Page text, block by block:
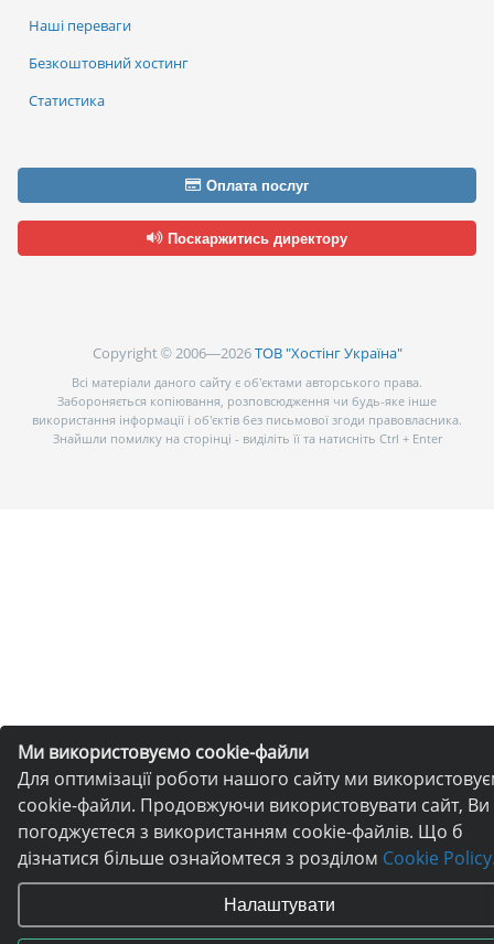
Ми використовуємо cookie-файли
Для оптимізації роботи нашого сайту ми
cookie-файли. Продовжуючи використовувати сайт, Ви
погоджуєтеся з використанням cookie-файлів. Що б
дізнатися більше ознайомтеся з розділом Cookie
Налаштувати
Наші переваги
Безкоштовний хостинг
Статистика
Оплата послуг
Поскаржитись директору
Copyright © 2006—2026ТОВ "Хостінг Україна"
Всі матеріали даного сайту є об’єктами авторського права.
Забороняється копіювання, розповсюдження чи будь-яке інше
використання інформації і об’єктів без письмової згоди правовласника.
Знайшли помилку на сторінці - виділіть її та натисніть Ctrl + Enter